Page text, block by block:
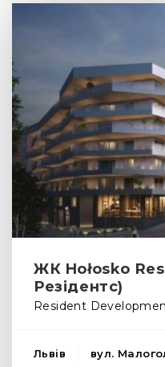
ЖК Hołosko
Резідентс)
Resident
Львів вул.